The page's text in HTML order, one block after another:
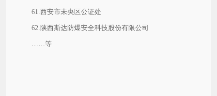
61.西安市未央区公证处
62.陕西斯达防爆安全科技股份有限公司
……等